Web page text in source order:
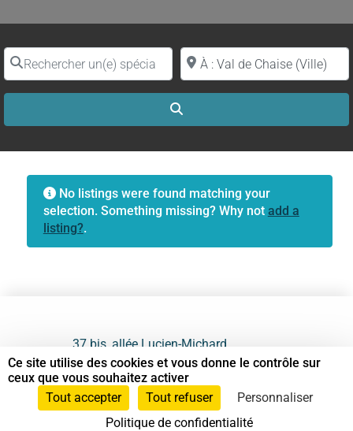
Rechercher un(e) spécialiste par nomProche de (ville ou région)
No listings were found matching your
selection. Something missing? Why not add a
listing?.
37 bis, allée Lucien-Michard
93190 Livry-Gargan
06 61 87 28 09
Ce site utilise des cookies et vous donne le contrôle sur
ceux que vous souhaitez activer
Tout accepter
Tout refuser
Personnaliser
Politique de confidentialité